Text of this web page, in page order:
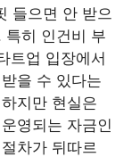
들으면 안 받으
특히 인건비 부
트업 입장에서
을 수 있다는
지만 현실은
영되는 자금인
차가 뒤따르